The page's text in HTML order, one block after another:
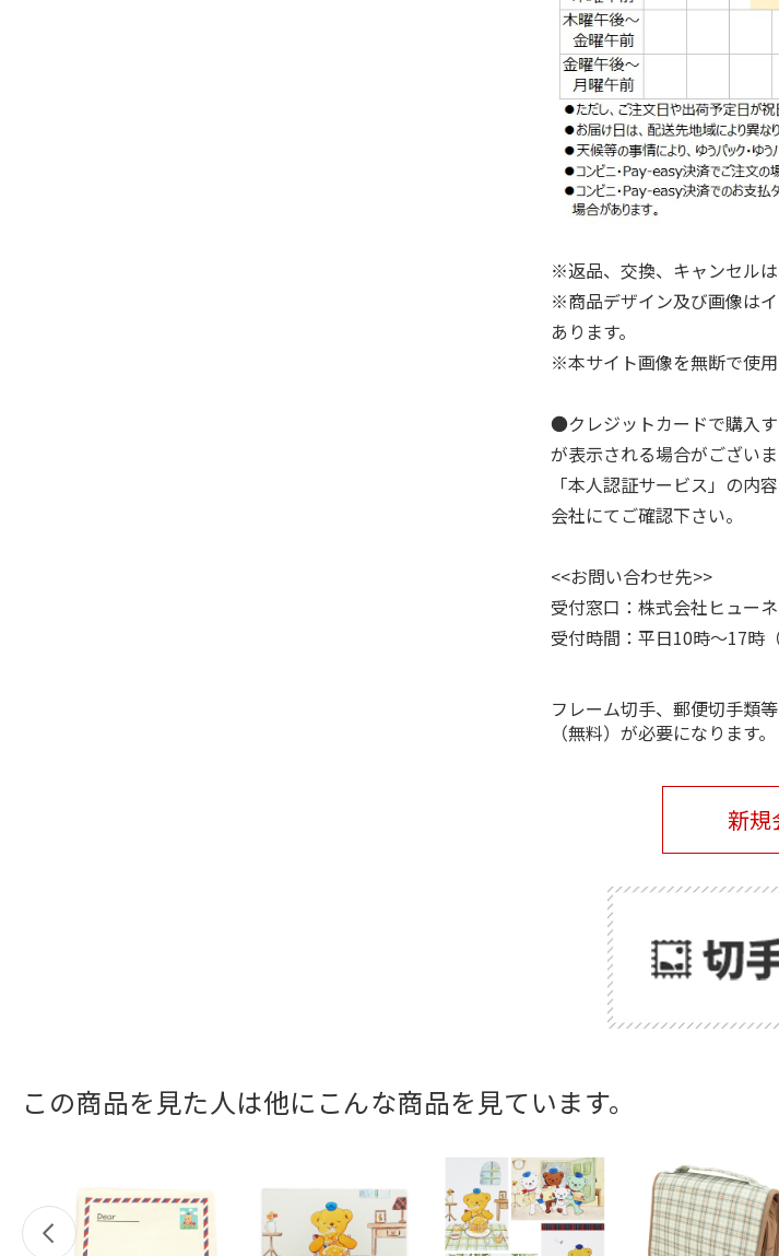
※返品、交換、キャンセルは
※商品デザイン及び画像は
あります。
※本サイト画像を無断で使用
●クレジットカードで購入
が表示される場合がございま
「本人認証サービス」の内
会社にてご確認下さい。
<<お問い合わせ先>>
受付窓口：株式会社ヒュー
受付時間：平日10時～17時
フレーム切手、郵便切手類
（無料）が必要になります。
新規
この商品を見た人は他にこんな商品を見ています。